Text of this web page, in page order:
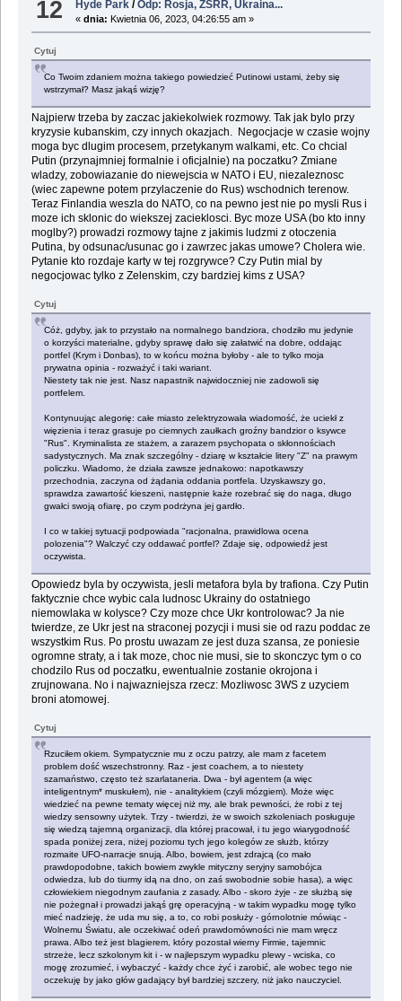
12 Hyde Park /Odp: Rosja, ZSRR, Ukraina...
«dnia: Kwietnia 06, 2023, 04:26:55 am »
Cytuj
Co Twoim zdaniem można takiego powiedzieć Putinowi ustami, żeby się
wstrzymał? Masz jakąś wizję?
Najpierw trzeba by zaczac jakiekolwiek rozmowy. Tak jak bylo przy
kryzysie kubanskim, czy innych okazjach. Negocjacje w czasie wojny
moga byc dlugim procesem, przetykanym walkami, etc. Co chcial
Putin (przynajmniej formalnie i oficjalnie) na poczatku? Zmiane
wladzy, zobowiazanie do niewejscia w NATO i EU, niezaleznosc
(wiec zapewne potem przylaczenie do Rus) wschodnich terenow.
Teraz Finlandia weszla do NATO, co na pewno jest nie po mysli Rus i
moze ich sklonic do wiekszej zacieklosci. Byc moze USA (bo kto inny
moglby?) prowadzi rozmowy tajne z jakimis ludzmi z otoczenia
Putina, by odsunac/usunac go i zawrzec jakas umowe? Cholera wie.
Pytanie kto rozdaje karty w tej rozgrywce? Czy Putin mial by
negocjowac tylko z Zelenskim, czy bardziej kims z USA?
Cytuj
Cóż, gdyby, jak to przystało na normalnego bandziora, chodziło mu jedynie
o korzyści materialne, gdyby sprawę dało się załatwić na dobre, oddając
portfel (Krym i Donbas), to w końcu można byłoby - ale to tylko moja
prywatna opinia - rozważyć i taki wariant.
Niestety tak nie jest. Nasz napastnik najwidoczniej nie zadowoli się
portfelem.
Kontynuując alegorię: całe miasto zelektryzowała wiadomość, że uciekł z
więzienia i teraz grasuje po ciemnych zaułkach groźny bandzior o ksywce
"Rus". Kryminalista ze stażem, a zarazem psychopata o skłonnościach
sadystycznych. Ma znak szczególny - dziarę w kształcie litery "Z" na prawym
policzku. Wiadomo, że działa zawsze jednakowo: napotkawszy
przechodnia, zaczyna od żądania oddania portfela. Uzyskawszy go,
sprawdza zawartość kieszeni, następnie każe rozebrać się do naga, długo
gwałci swoją ofiarę, po czym podrżyna jej gardło.
I co w takiej sytuacji podpowiada "racjonalna, prawidlowa ocena
polozenia"? Walczyć czy oddawać portfel? Zdaje się, odpowiedź jest
oczywista.
Opowiedz byla by oczywista, jesli metafora byla by trafiona. Czy Putin
faktycznie chce wybic cala ludnosc Ukrainy do ostatniego
niemowlaka w kolysce? Czy moze chce Ukr kontrolowac? Ja nie
twierdze, ze Ukr jest na straconej pozycji i musi sie od razu poddac ze
wszystkim Rus. Po prostu uwazam ze jest duza szansa, ze poniesie
ogromne straty, a i tak moze, choc nie musi, sie to skonczyc tym o co
chodzilo Rus od poczatku, ewentualnie zostanie okrojona i
zrujnowana. No i najwazniejsza rzecz: Mozliwosc 3WS z uzyciem
broni atomowej.
Cytuj
Rzuciłem okiem. Sympatycznie mu z oczu patrzy, ale mam z facetem
problem dość wszechstronny. Raz - jest coachem, a to niestety
szamaństwo, często też szarlataneria. Dwa - był agentem (a więc
inteligentnym* muskułem), nie - analitykiem (czyli mózgiem). Może więc
wiedzieć na pewne tematy więcej niż my, ale brak pewności, że robi z tej
wiedzy sensowny użytek. Trzy - twierdzi, że w swoich szkoleniach posługuje
się wiedzą tajemną organizacji, dla której pracował, i tu jego wiarygodność
spada poniżej zera, niżej poziomu tych jego kolegów ze służb, którzy
rozmaite UFO-narracje snują. Albo, bowiem, jest zdrajcą (co mało
prawdopodobne, takich bowiem zwykle mityczny seryjny samobójca
odwiedza, lub do tiurmy idą na dno, on zaś swobodnie sobie hasa), a więc
człowiekiem niegodnym zaufania z zasady. Albo - skoro żyje - ze służbą się
nie pożegnał i prowadzi jakąś grę operacyjną - w takim wypadku mogę tylko
mieć nadzieję, że uda mu się, a to, co robi posłuży - górnolotnie mówiąc -
Wolnemu Światu, ale oczekiwać odeń prawdomówności nie mam wręcz
prawa. Albo też jest blagierem, który pozostał wierny Firmie, tajemnic
strzeże, lecz szkolonym kit i - w najlepszym wypadku plewy - wciska, co
mogę zrozumieć, i wybaczyć - każdy chce żyć i zarobić, ale wobec tego nie
oczekuję by jako głów gadający był bardziej szczery, niż jako nauczyciel.